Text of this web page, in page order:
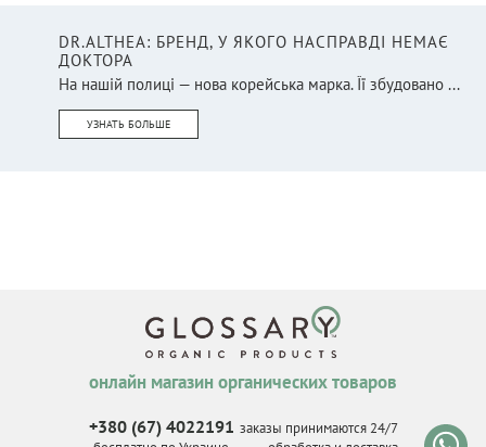
DR.ALTHEA: БРЕНД, У ЯКОГО НАСПРАВДІ НЕМАЄ
ДОКТОРА
На нашій полиці — нова корейська марка. Її збудовано ...
УЗНАТЬ БОЛЬШЕ
онлайн магазин органических товаров
+380 (67) 4022191 заказы принимаются 24/7